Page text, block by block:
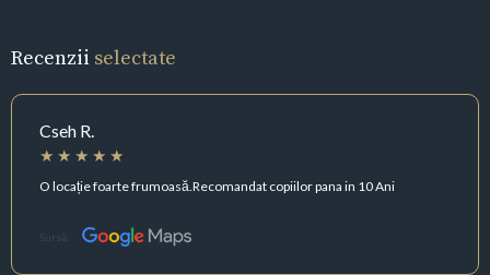
Recenzii selectate
Cseh R.
O locație foarte frumoasă.Recomandat copiilor pana in 10 Ani
Sursă: